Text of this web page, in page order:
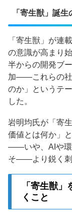
「寄生獣」誕生
「寄生獣」が連
の意識が高まり
半からの開発ブ
加——これらの社
のか」というテ
した。
岩明均氏が「寄
価値とは何か」
——いや、AIや環
そ——より鋭く刺
「寄生獣
くこと